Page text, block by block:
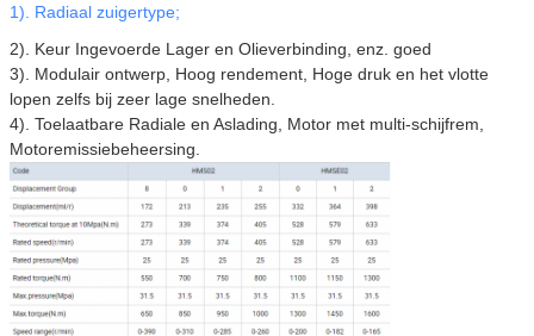
1). Radiaal zuigertype;
2). Keur Ingevoerde Lager en Olieverbinding, enz. goed
3). Modulair ontwerp, Hoog rendement, Hoge druk en het vlotte
lopen zelfs bij zeer lage snelheden.
4). Toelaatbare Radiale en Aslading, Motor met multi-schijfrem,
Motoremissiebeheersing.